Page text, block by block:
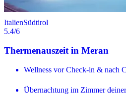
ItalienSüdtirol
5.4/6
Thermenauszeit in Meran
Wellness vor Check-in & nach
Übernachtung im Zimmer